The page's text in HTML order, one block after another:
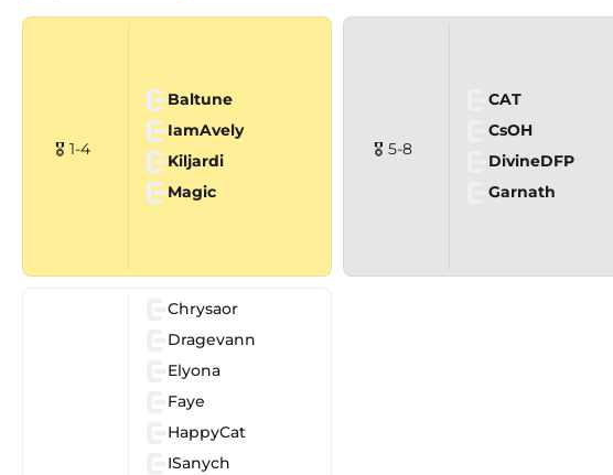
🎖 1-4
Baltune
IamAvely
Kiljardi
Magic
🎖 5-8
CAT
CsOH
DivineDFP
Garnath
Chrysaor
Dragevann
Elyona
Faye
HappyCat
ISanych